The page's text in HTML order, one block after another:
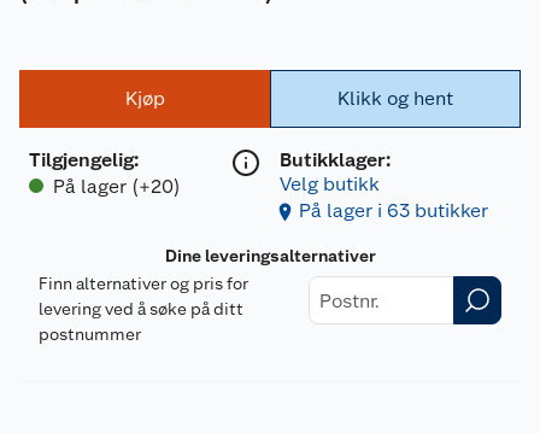
Kjøp
Tilgjengelig:
På lager (+20)
Klikk og hent
Butikklager:
Velg butikk
På lager i 63 butikker
Dine leveringsalternativer
Finn alternativer og pris for
levering ved å søke på ditt
postnummer